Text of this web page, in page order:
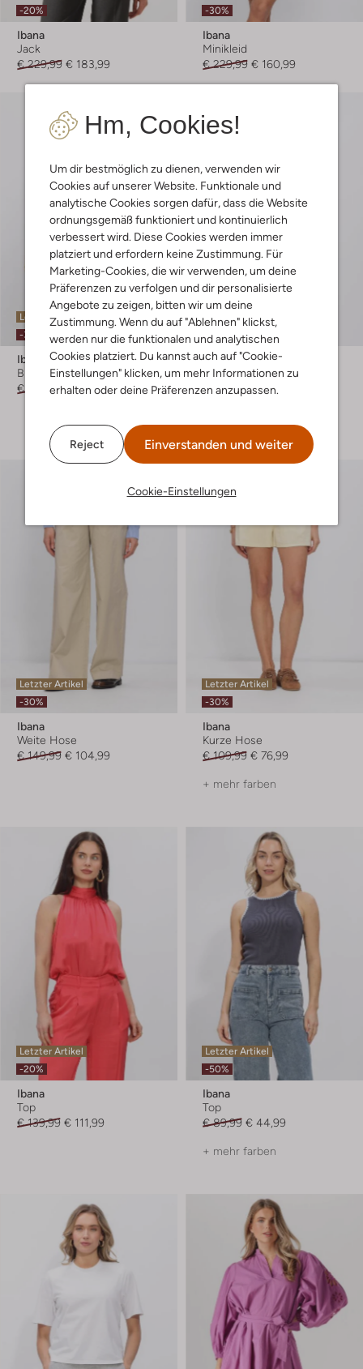
Hm, Cookies!
Um dir bestmöglich zu dienen, verwenden wir
Cookies auf unserer Website. Funktionale und
analytische Cookies sorgen dafür, dass die Website
ordnungsgemäß funktioniert und kontinuierlich
verbessert wird. Diese Cookies werden immer
platziert und erfordern keine Zustimmung. Für
Marketing-Cookies, die wir verwenden, um deine
Präferenzen zu verfolgen und dir personalisierte
Angebote zu zeigen, bitten wir um deine
Zustimmung. Wenn du auf "Ablehnen" klickst,
werden nur die funktionalen und analytischen
Cookies platziert. Du kannst auch auf "Cookie-
Einstellungen" klicken, um mehr Informationen zu
erhalten oder deine Präferenzen anzupassen.
Reject Einverstanden und weiter
Cookie-Einstellungen
-20%
Ibana
Jack
€ 229,99 € 183,99
-30%
Ibana
Minikleid
€ 229,99 € 160,99
Letzter Artikel
-30%
Ibana
Bluse
€ 269,99 € 188,99
Letzter Artikel
-30%
Ibana
Top
€ 89,99 € 62,99
Letzter Artikel
-30%
Ibana
Weite Hose
€ 149,99 € 104,99
Letzter Artikel
-30%
Ibana
Kurze Hose
€ 109,99 € 76,99
+ mehr farben
Letzter Artikel
-20%
Ibana
Top
€ 139,99 € 111,99
Letzter Artikel
-50%
Ibana
Top
€ 89,99 € 44,99
+ mehr farben